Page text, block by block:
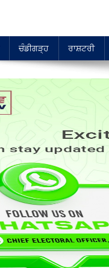
ਚੰਡੀਗੜ੍ਹ ਰਾਸ਼ਟਰੀ